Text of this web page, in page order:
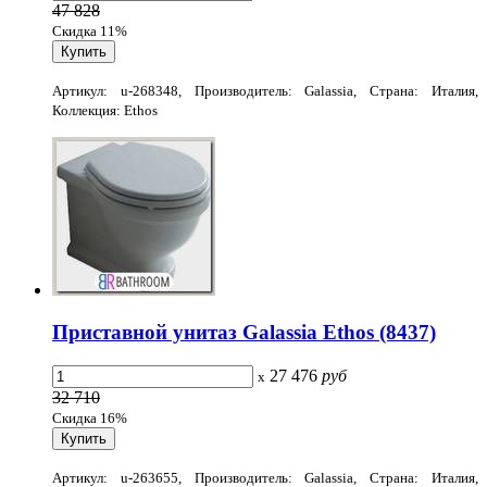
47 828
Скидка 11%
Артикул: u-268348, Производитель: Galassia, Страна: Италия,
Коллекция: Ethos
Приставной унитаз Galassia Ethos (8437)
x 27 476 руб
32 710
Скидка 16%
Артикул: u-263655, Производитель: Galassia, Страна: Италия,